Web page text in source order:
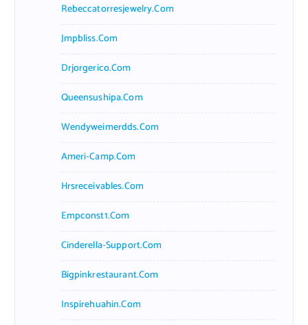
Rebeccatorresjewelry.com
Jmpbliss.com
Drjorgerico.com
Queensushipa.com
Wendyweimerdds.com
Ameri-Camp.com
Hrsreceivables.com
Empconst1.com
Cinderella-Support.com
Bigpinkrestaurant.com
Inspirehuahin.com